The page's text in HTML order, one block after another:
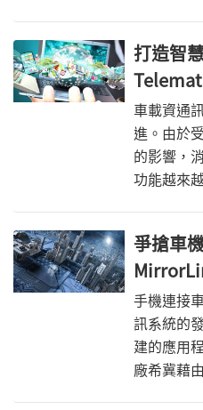
相關產品
打造智
車載資通
進。由於
的影響，
功能越來
簡化車載
車載資通
汽車將普
爭搶車
手機連接
訊系統的
建的應用
廠希冀藉